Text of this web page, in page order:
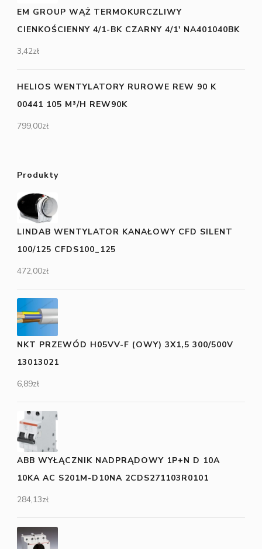
EM GROUP WĄŻ TERMOKURCZLIWY
CIENKOŚCIENNY 4/1-BK CZARNY 4/1' NA401040BK
3,42zł
HELIOS WENTYLATORY RUROWE REW 90 K
00441 105 M³/H REW90K
799,00zł
Produkty
LINDAB WENTYLATOR KANAŁOWY CFD SILENT
100/125 CFDS100_125
472,00zł
NKT PRZEWÓD H05VV-F (OWY) 3X1,5 300/500V
13013021
6,89zł
ABB WYŁĄCZNIK NADPRĄDOWY 1P+N D 10A
10KA AC S201M-D10NA 2CDS271103R0101
284,13zł